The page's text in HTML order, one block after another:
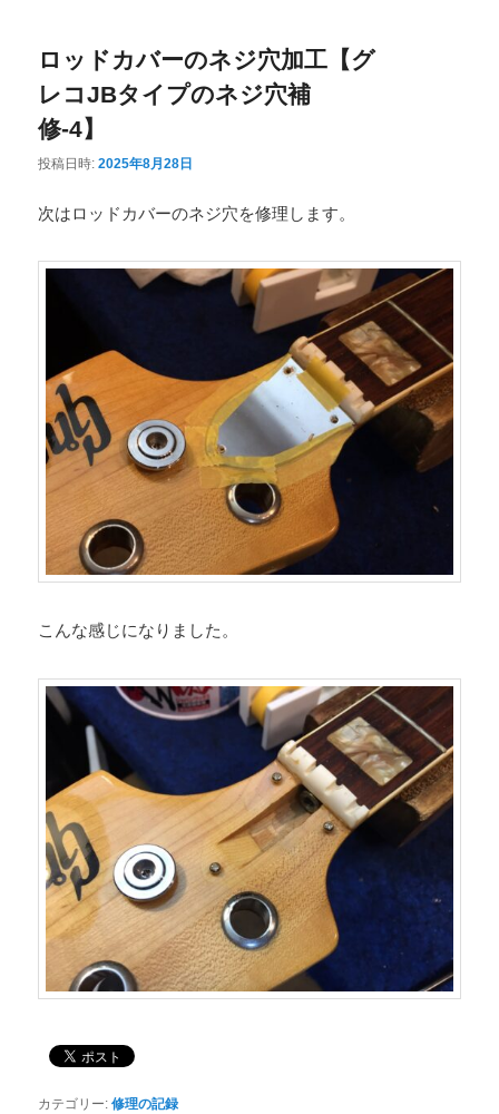
ロッドカバーのネジ穴加工【グ
レコJBタイプのネジ穴補
修-4】
投稿日時:2025年8月28日
次はロッドカバーのネジ穴を修理します。
こんな感じになりました。
カテゴリー: 修理の記録